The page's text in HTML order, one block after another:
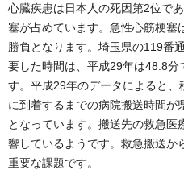
心臓疾患は日本人の死因第2位で
塞が占めています。急性心筋梗塞
勝負となります。埼玉県の119番
要した時間は、平成29年は48.8分
す。平成29年のデータによると
に到着するまでの病院搬送時間が
となっています。搬送先の救急
響しているようです。救急搬送か
重要な課題です。